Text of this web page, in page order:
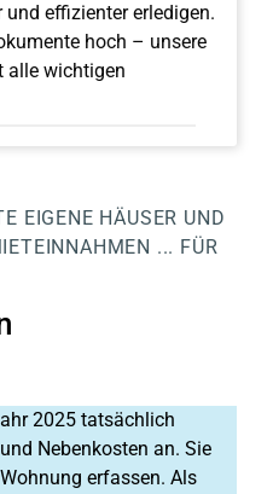
effizienter erledigen.
hoch – unsere
alle wichtigen
EIGENE HÄUSER UND
... FÜR
2025 tatsächlich
Nebenkosten an. Sie
erfassen. Als